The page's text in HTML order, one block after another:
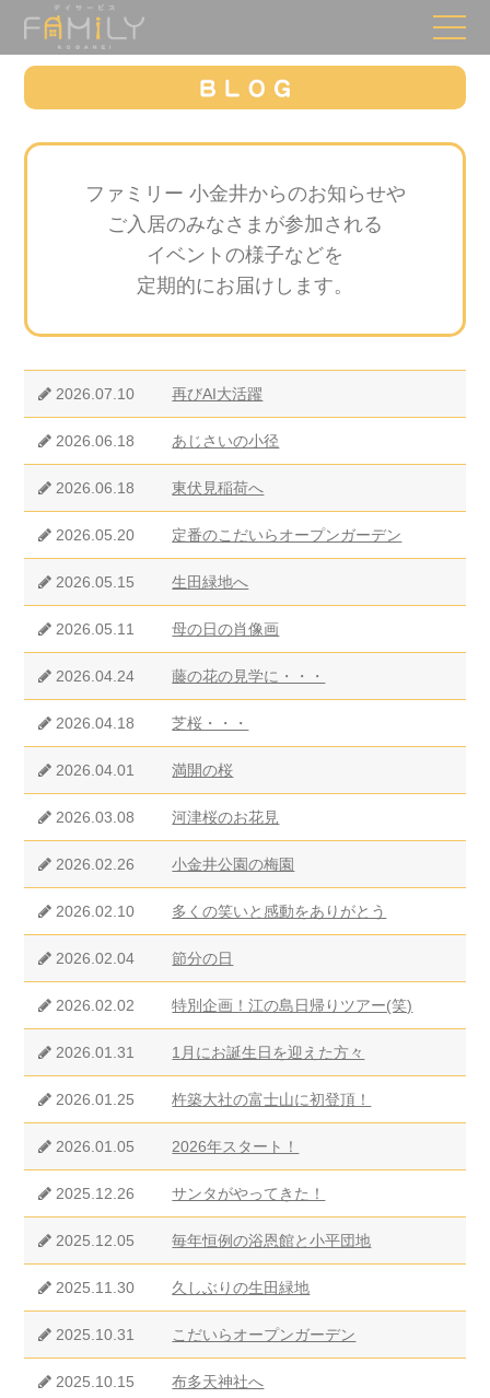
ファミリー 小金井からのお知らせや
ご入居のみなさまが参加される
イベントの様子などを
定期的にお届けします。
2026.07.10 再びAI大活躍
2026.06.18 あじさいの小径
2026.06.18 東伏見稲荷へ
2026.05.20 定番のこだいらオープンガーデン
2026.05.15 生田緑地へ
2026.05.11 母の日の肖像画
2026.04.24 藤の花の見学に・・・
2026.04.18 芝桜・・・
2026.04.01 満開の桜
2026.03.08 河津桜のお花見
2026.02.26 小金井公園の梅園
2026.02.10 多くの笑いと感動をありがとう
2026.02.04 節分の日
2026.02.02 特別企画！江の島日帰りツアー(笑)
2026.01.31 1月にお誕生日を迎えた方々
2026.01.25 杵築大社の富士山に初登頂！
2026.01.05 2026年スタート！
2025.12.26 サンタがやってきた！
2025.12.05 毎年恒例の浴恩館と小平団地
2025.11.30 久しぶりの生田緑地
2025.10.31 こだいらオープンガーデン
2025.10.15 布多天神社へ